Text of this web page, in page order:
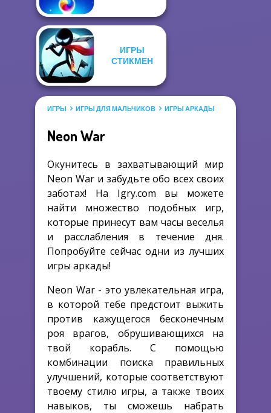
ИГРЫ
СТИКМЕН
ИГРЫ ИГРЫ ДЛЯ МАЛЬЧИКОВ ИГРЫ АРКАДЫ
Neon War
Окунитесь в захватывающий мир
Neon War и забудьте обо всех своих
заботах! На Igry.com вы можете
найти множество подобных игр,
которые принесут вам часы веселья
и расслабления в течение дня.
Попробуйте сейчас одни из лучших
игры аркады!
Neon War - это увлекательная игра,
в которой тебе предстоит выжить
против кажущегося бесконечным
роя врагов, обрушивающихся на
твой корабль. С помощью
комбинации поиска правильных
улучшений, которые соответствуют
твоему стилю игры, а также твоих
навыков, ты сможешь набрать